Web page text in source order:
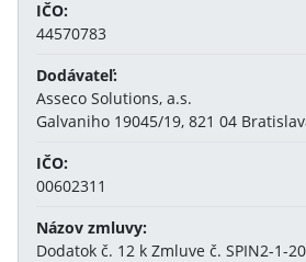
IČO:
44570783
Dodávateľ:
Asseco Solutions, a.s.
Galvaniho 19045/19, 821 04
IČO:
00602311
Názov zmluvy:
Dodatok č. 12 k Zmluve č. SPIN2-1-